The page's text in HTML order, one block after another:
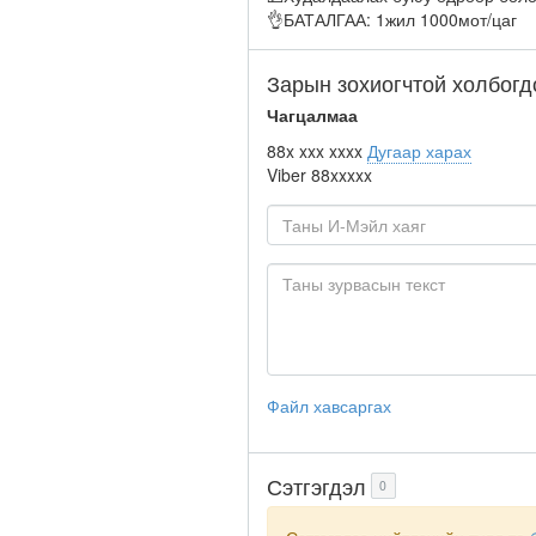
👌БАТАЛГАА: 1жил 1000мот/цаг
Зарын зохиогчтой
Чагцалмаа
88x xxx xxxx Дугаар харах
Viber 88xxxxx
Файл хавсаргах
Сэтгэгдэл 0